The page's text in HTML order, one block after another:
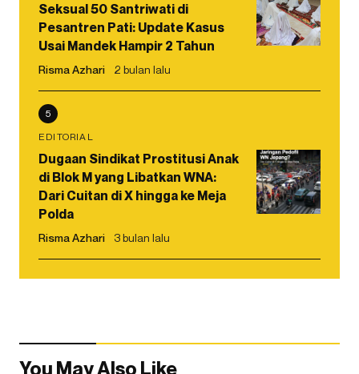
Seksual 50 Santriwati di
Pesantren Pati: Update Kasus
Usai Mandek Hampir 2 Tahun
Risma Azhari 2 bulan lalu
5
EDITORIAL
Dugaan Sindikat Prostitusi Anak
di Blok M yang Libatkan WNA:
Dari Cuitan di X hingga ke Meja
Polda
Risma Azhari 3 bulan lalu
You May Also Like